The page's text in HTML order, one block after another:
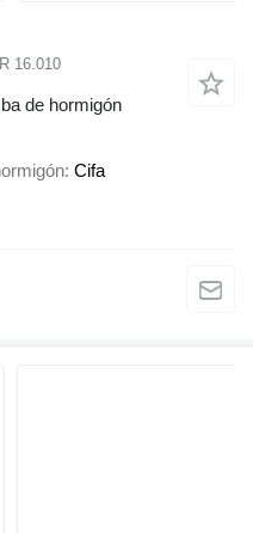
16.010
de hormigón
Cifa